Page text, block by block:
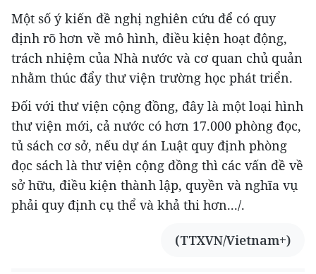
Một số ý kiến đề nghị nghiên cứu để có quy
định rõ hơn về mô hình, điều kiện hoạt động,
trách nhiệm của Nhà nước và cơ quan chủ quản
nhằm thúc đẩy thư viện trường học phát triển.
Đối với thư viện cộng đồng, đây là một loại hình
thư viện mới, cả nước có hơn 17.000 phòng đọc,
tủ sách cơ sở, nếu dự án Luật quy định phòng
đọc sách là thư viện cộng đồng thì các vấn đề về
sở hữu, điều kiện thành lập, quyền và nghĩa vụ
phải quy định cụ thể và khả thi hơn.../.
(TTXVN/Vietnam+)